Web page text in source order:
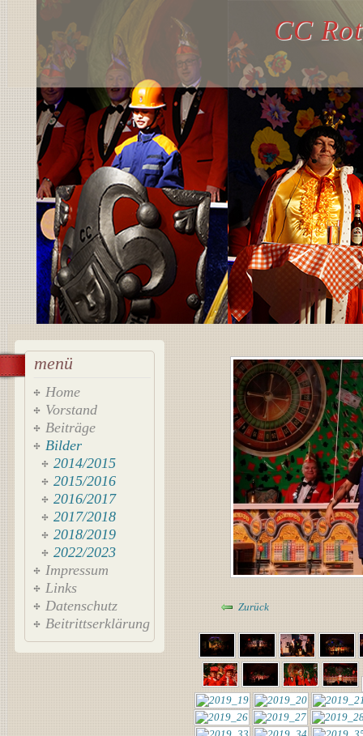
CC
menü
Home
Vorstand
Beiträge
Bilder
2014/2015
2015/2016
2016/2017
2017/2018
2018/2019
2022/2023
Impressum
Links
Datenschutz
Beitrittserklärung
Zurück